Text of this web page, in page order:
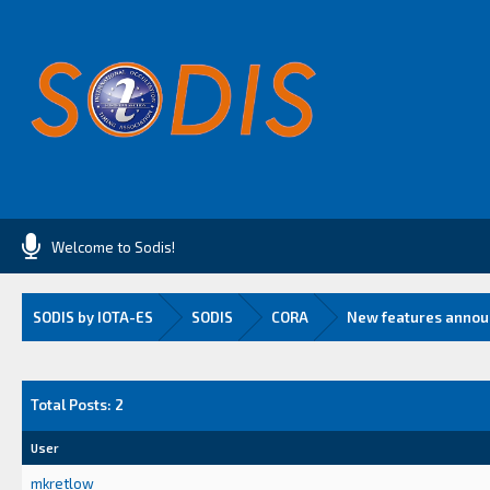
Welcome to Sodis!
SODIS by IOTA-ES SODIS CORA New features
Total Posts: 2
User
mkretlow